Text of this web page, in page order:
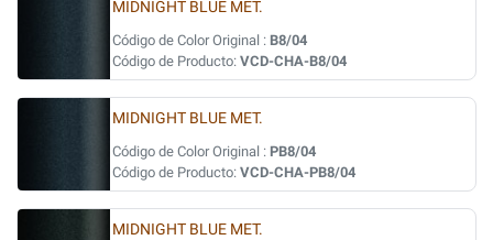
MIDNIGHT BLUE MET.
Código de Color Original : B8/04
Código de Producto: VCD-CHA-B8/04
MIDNIGHT BLUE MET.
Código de Color Original : PB8/04
Código de Producto: VCD-CHA-PB8/04
MIDNIGHT BLUE MET.